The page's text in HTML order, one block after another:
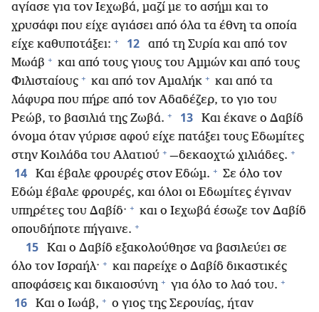
αγίασε για τον Ιεχωβά, μαζί με το ασήμι και το
χρυσάφι που είχε αγιάσει από όλα τα έθνη τα οποία
είχε καθυποτάξει: + 12
από τη Συρία και από τον
Μωάβ + και από τους γιους του Αμμών και από τους
Φιλισταίους + και από τον Αμαλήκ + και από τα
λάφυρα που πήρε από τον Αδαδέζερ, το γιο του
Ρεώβ, το βασιλιά της Ζωβά. + 13
Και έκανε ο Δαβίδ
όνομα όταν γύρισε αφού είχε πατάξει τους Εδωμίτες
στην Κοιλάδα του Αλατιού + —δεκαοχτώ χιλιάδες. +
14 Και έβαλε φρουρές στον Εδώμ. + Σε όλο τον
Εδώμ έβαλε φρουρές, και όλοι οι Εδωμίτες έγιναν
υπηρέτες του Δαβίδ· + και ο Ιεχωβά έσωζε τον Δαβίδ
οπουδήποτε πήγαινε. +
15
Και ο Δαβίδ εξακολούθησε να βασιλεύει σε
όλο τον Ισραήλ· + και παρείχε ο Δαβίδ δικαστικές
αποφάσεις και δικαιοσύνη + για όλο το λαό του. +
16 Και ο Ιωάβ, + ο γιος της Σερουίας, ήταν